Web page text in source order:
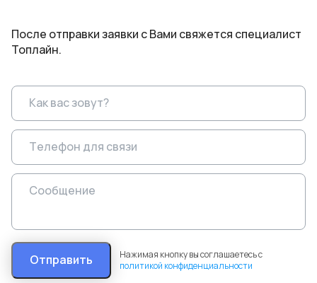
После отправки заявки с Вами свяжется специалист
Топлайн.
Отправить
Нажимая кнопку вы соглашаетесь с
политикой конфиденциальности